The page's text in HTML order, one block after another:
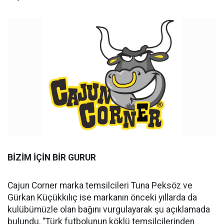
BİZİM İÇİN BİR GURUR
Cajun Corner marka temsilcileri Tuna Peksöz ve
Gürkan Küçükkılıç ise markanın önceki yıllarda da
kulübümüzle olan bağını vurgulayarak şu açıklamada
bulundu, “Türk futbolunun köklü temsilcilerinden